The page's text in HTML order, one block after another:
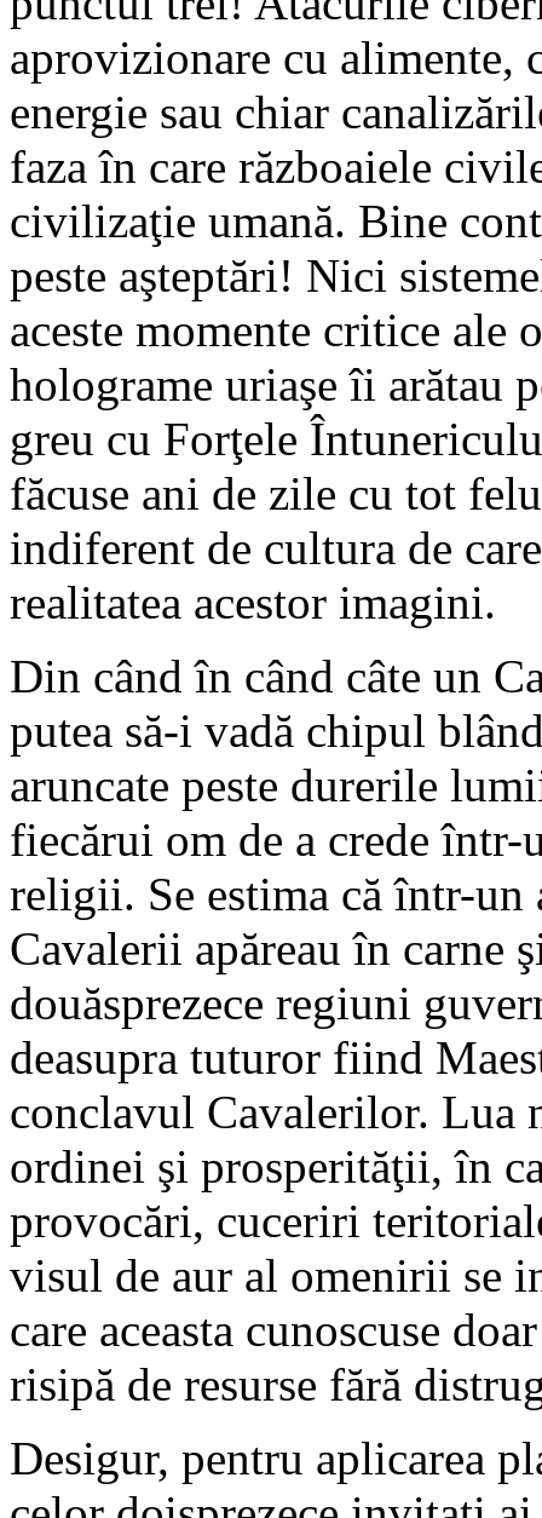
aprovizionare cu alimente,
energie sau chiar
faza în care războaiele
civilizaţie umană. Bine
peste aşteptări! Nici
aceste momente critice ale
holograme uriaşe îi arătau
greu cu Forţele
făcuse ani de zile cu tot
indiferent de cultura de
realitatea acestor imagini.
Din când în când câte un
putea să-i vadă chipul
aruncate peste durerile
fiecărui om de a crede
religii. Se estima că într-
Cavalerii apăreau în carne
douăsprezece regiuni
deasupra tuturor fiind
conclavul Cavalerilor. Lua
ordinei şi prosperităţii, în
provocări, cuceriri
visul de aur al omenirii se
care aceasta cunoscuse
risipă de resurse fără
Desigur, pentru aplicarea